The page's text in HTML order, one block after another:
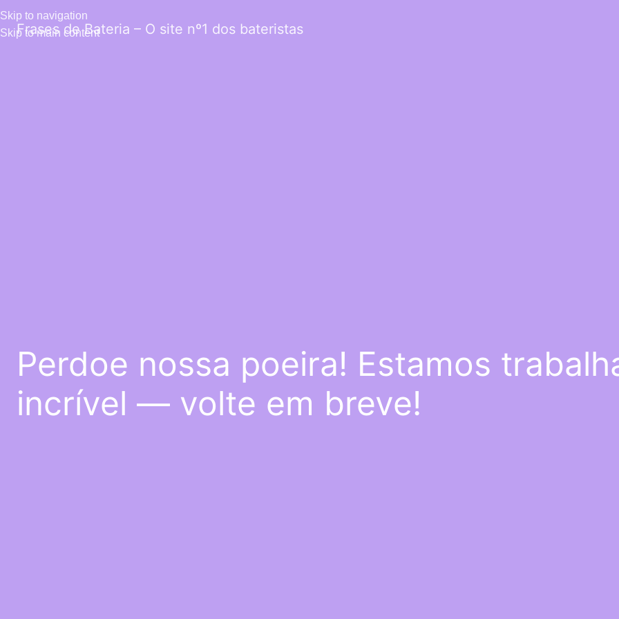
Skip to navigation
Skip to main content
Frases de Bateria – O site nº1 dos bateristas
Perdoe nossa poeira! Estamos
incrível — volte em breve!